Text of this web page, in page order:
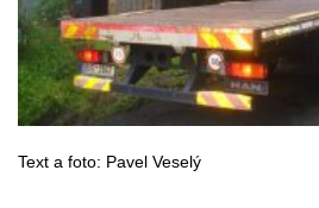
Text a foto: Pavel Veselý